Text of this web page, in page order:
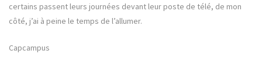
certains passent leurs journées devant leur poste de télé, de mon
côté, j’ai à peine le temps de l’allumer.
Capcampus